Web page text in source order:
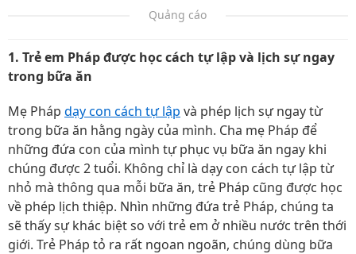
Quảng cáo
1. Trẻ em Pháp được học cách tự lập và lịch sự ngay
trong bữa ăn
Mẹ Pháp dạy con cách tự lập và phép lịch sự ngay từ
trong bữa ăn hằng ngày của mình. Cha mẹ Pháp để
những đứa con của mình tự phục vụ bữa ăn ngay khi
chúng được 2 tuổi. Không chỉ là dạy con cách tự lập từ
nhỏ mà thông qua mỗi bữa ăn, trẻ Pháp cũng được học
về phép lịch thiệp. Nhìn những đứa trẻ Pháp, chúng ta
sẽ thấy sự khác biệt so với trẻ em ở nhiều nước trên thới
giới. Trẻ Pháp tỏ ra rất ngoan ngoãn, chúng dùng bữa